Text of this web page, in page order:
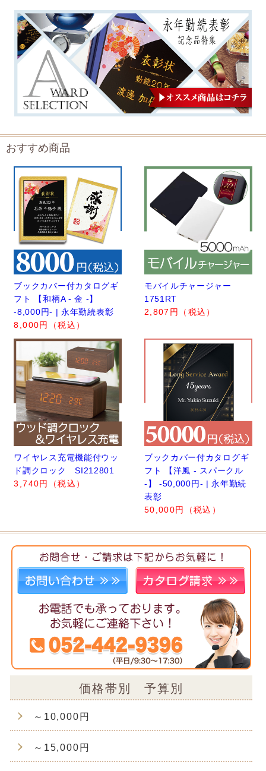
おすすめ商品
ブックカバー付カタログギ
フト 【和柄A - 金 -】
-8,000円- | 永年勤続表彰
8,000円（税込）
モバイルチャージャー
1751RT
2,807円（税込）
ワイヤレス充電機能付ウッ
ド調クロック SI212801
3,740円（税込）
ブックカバー付カタログギ
フト 【洋風 - スパークル
-】 -50,000円- | 永年勤続
表彰
50,000円（税込）
価格帯別 予算別
～10,000円
～15,000円